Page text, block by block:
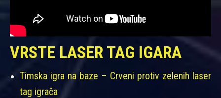
VRSTE LASER TAG IGARA
Timska igra na baze – Crveni protiv zelenih laser
tag igrača